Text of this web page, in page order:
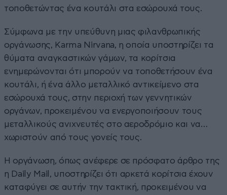
τοποθετώντας ένα κουτάλι στα εσώρουχά τους.
Σύμφωνα με την υπεύθυνη μιας φιλανθρωπικής
οργάνωσης, Karma Nirvana, η οποία υποστηρίζει τα
θύματα αναγκαστικών γάμων, τα κορίτσια
ενημερώνονται ότι μπορούν να τοποθετήσουν ένα
κουτάλι, ή ένα άλλο μεταλλικό αντικείμενο στα
εσώρουχά τους, στην περιοχή των γεννητικών
οργάνων, προκειμένου να ενεργοποιήσουν τους
μεταλλικούς ανιχνευτές στο αεροδρόμιο και να…
χωριστούν από τους γονείς τους.
Η οργάνωση, όπως ανέφερε σε πρόσφατο άρθρο της
η Daily Mail, υποστηρίζει ότι αρκετά κορίτσια έχουν
καταφύγει σε αυτήν την τακτική, προκειμένου να